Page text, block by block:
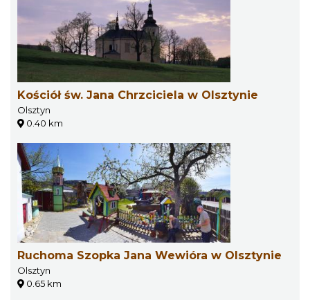
Kościół św. Jana Chrzciciela w Olsztynie
Olsztyn
0.40 km
Ruchoma Szopka Jana Wewióra w Olsztynie
Olsztyn
0.65 km